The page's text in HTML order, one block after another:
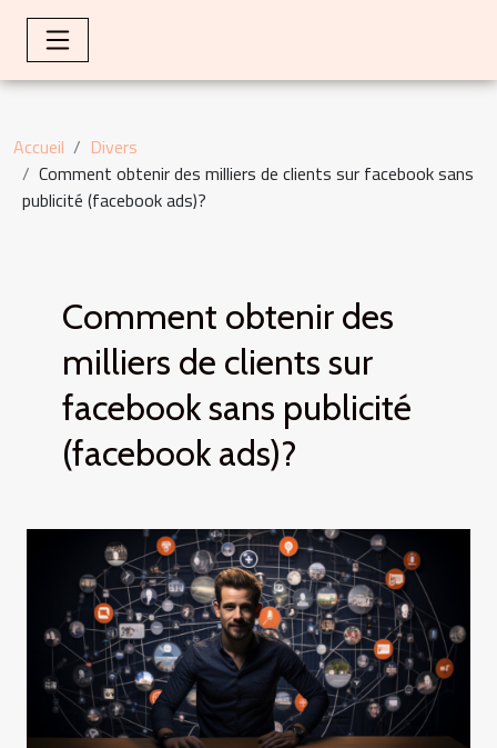
Accueil
Divers
Comment obtenir des milliers de clients sur facebook sans
publicité (facebook ads)?
Comment obtenir des
milliers de clients sur
facebook sans publicité
(facebook ads)?